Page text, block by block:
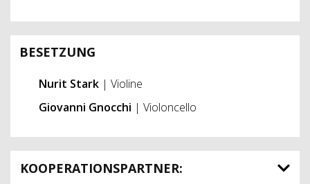
BESETZUNG
Nurit Stark | Violine
Giovanni Gnocchi | Violoncello
KOOPERATIONSPARTNER: